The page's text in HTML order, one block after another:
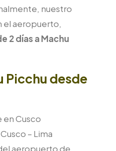
nuestro
el aeropuerto,
2 días a Machu
Picchu desde
Cusco
– Lima
aeropuerto de